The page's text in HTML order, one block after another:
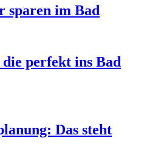
sparen im Bad
perfekt ins Bad
Das steht